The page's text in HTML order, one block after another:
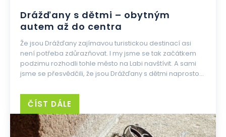
Drážďany s dětmi – obytným
autem až do centra
Že jsou Drážďany zajímavou turistickou destinací asi
není potřeba zdůrazňovat. I my jsme se tak začátkem
podzimu rozhodli tohle město na Labi navštívit. A sami
jsme se přesvědčili, že jsou Drážďany s dětmi naprosto...
ČÍST DÁLE